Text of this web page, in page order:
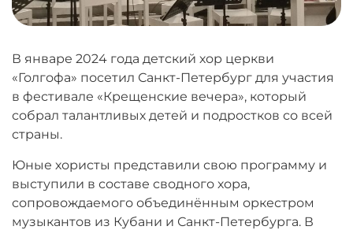
В январе 2024 года детский хор церкви
«Голгофа» посетил Санкт-Петербург для участия
в фестивале «Крещенские вечера», который
собрал талантливых детей и подростков со всей
страны.
Юные хористы представили свою программу и
выступили в составе сводного хора,
сопровождаемого объединённым оркестром
музыкантов из Кубани и Санкт-Петербурга. В